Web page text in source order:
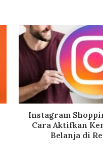
Instagram
Cara Aktifkan
Belanja di